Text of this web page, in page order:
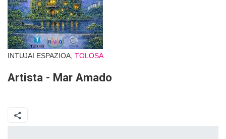
INTUJAI ESPAZIOA, TOLOSA
Artista - Mar Amado